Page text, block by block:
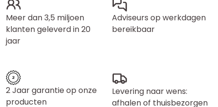
Meer dan 3,5 miljoen
klanten geleverd in 20
jaar
Adviseurs op werkdagen
bereikbaar
2 Jaar garantie op onze
producten
Levering naar wens:
afhalen of thuisbezorgen